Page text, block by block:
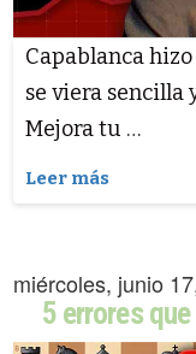
Capablanca
se viera sencilla
Mejora tu …
Leer más
miércoles, junio
5 errores